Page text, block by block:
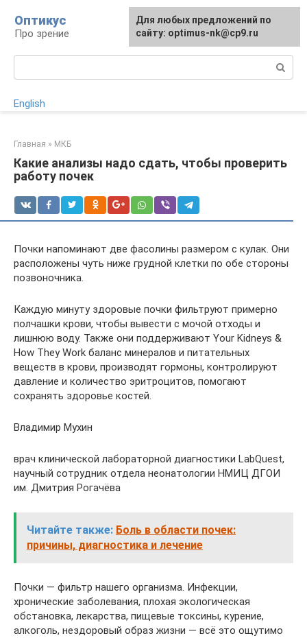
контенту
Оптикус
Про зрение
English
Главная » МКБ
Какие анализы надо сдать, чтобы проверить
работу почек
Почки напоминают две фасолины размером с кулак. Они
расположены чуть ниже грудной клетки по обе стороны
позвоночника.
Каждую минуту здоровые почки фильтруют примерно
полчашки крови, чтобы вывести с мочой отходы и
лишнюю воду. Также они поддерживают Your Kidneys &
How They Work баланс минералов и питательных
веществ в крови, производят гормоны, контролируют
давление и количество эритроцитов, помогают
сохранять здоровье костей.
Владимир Мухин
врач клинической лабораторной диагностики LabQuest,
научный сотрудник отдела неонатологии НМИЦ ДГОИ
им. Дмитрия Рогачёва
Читайте также: Боль в области почек:
причины, диагностика и лечение
Почки — фильтр нашего организма. Инфекции,
хронические заболевания, плохая экологическая
обстановка, лекарства, пищевые токсины, курение,
алкоголь, нездоровый образ жизни — всё это ощутимо
Для любых предложений по
сайту: optimus-nk@cp9.ru